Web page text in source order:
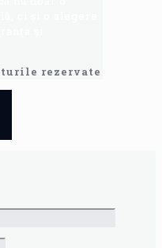
rezervate